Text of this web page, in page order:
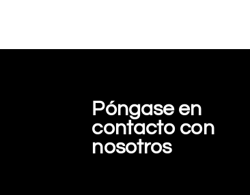
Póngase en
contacto con
nosotros